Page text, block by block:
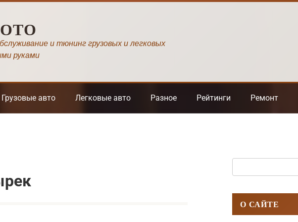
и тюнинг грузовых и легковых
руками
Грузовые авто Легковые авто Разное Рейтинги Ремонт
О САЙТЕ